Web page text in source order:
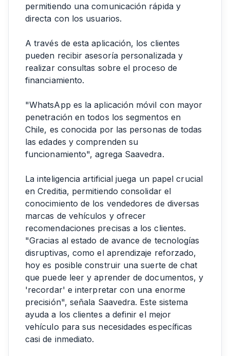
permitiendo una comunicación rápida y
directa con los usuarios.
A través de esta aplicación, los clientes
pueden recibir asesoría personalizada y
realizar consultas sobre el proceso de
financiamiento.
"WhatsApp es la aplicación móvil con mayor
penetración en todos los segmentos en
Chile, es conocida por las personas de todas
las edades y comprenden su
funcionamiento", agrega Saavedra.
La inteligencia artificial juega un papel crucial
en Creditia, permitiendo consolidar el
conocimiento de los vendedores de diversas
marcas de vehículos y ofrecer
recomendaciones precisas a los clientes.
"Gracias al estado de avance de tecnologías
disruptivas, como el aprendizaje reforzado,
hoy es posible construir una suerte de chat
que puede leer y aprender de documentos, y
'recordar' e interpretar con una enorme
precisión", señala Saavedra. Este sistema
ayuda a los clientes a definir el mejor
vehículo para sus necesidades específicas
casi de inmediato.